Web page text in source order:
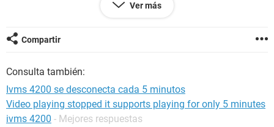
Ver más
Compartir
Consulta también:
Ivms 4200 se desconecta cada 5 minutos
Video playing stopped it supports playing for only 5 minutes
ivms 4200 - Mejores respuestas